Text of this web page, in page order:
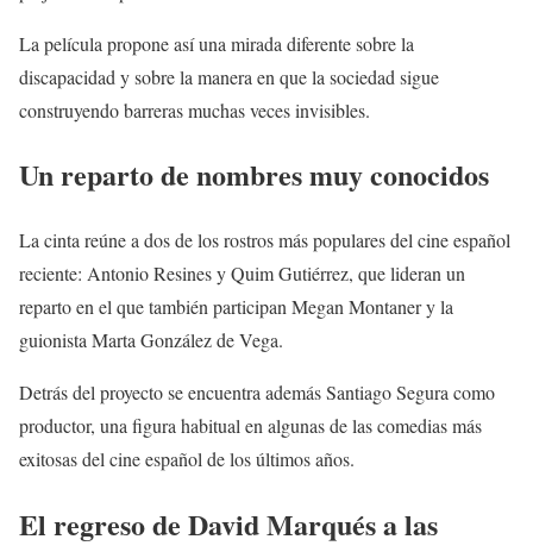
La película propone así una mirada diferente sobre la
discapacidad y sobre la manera en que la sociedad sigue
construyendo barreras muchas veces invisibles.
Un reparto de nombres muy conocidos
La cinta reúne a dos de los rostros más populares del cine español
reciente: Antonio Resines y Quim Gutiérrez, que lideran un
reparto en el que también participan Megan Montaner y la
guionista Marta González de Vega.
Detrás del proyecto se encuentra además Santiago Segura como
productor, una figura habitual en algunas de las comedias más
exitosas del cine español de los últimos años.
El regreso de David Marqués a las